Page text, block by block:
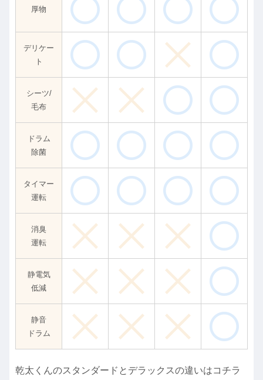
厚物
デリケー
ト
シーツ/
毛布
ドラム
除菌
タイマー
運転
消臭
運転
静電気
低減
静音
ドラム
乾太くんのスタンダードとデラックスの違いはコチラ